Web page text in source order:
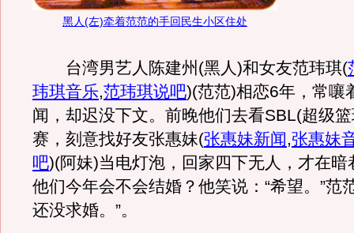
黑人(左)牵着范范的手回民生小区住处
台湾男艺人陈建州(黑人)和女友范玮琪(
玮琪音乐,范玮琪说吧)(范范)相恋6年，常嚷
闻，却迟没下文。前晚他们去看SBL(超级
赛，刻意找好友张惠妹(张惠妹新闻,张惠妹
吧)(阿妹)当电灯泡，回家四下无人，才在暗
他们今年会不会结婚？他笑说：“希望。”范
还没求婚。”。